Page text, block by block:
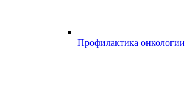
Профилактика онкологии